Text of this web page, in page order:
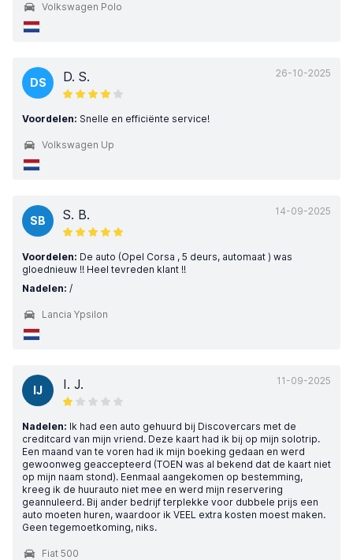
Volkswagen Polo
26-10-2025
DS D. S.
Voordelen: Snelle en efficiënte service!
Volkswagen Up
14-09-2025
SB S. B.
Voordelen: De auto (Opel Corsa , 5 deurs, automaat ) was
gloednieuw !! Heel tevreden klant !!
Nadelen: /
Lancia Ypsilon
11-09-2025
IJ I. J.
Nadelen: Ik had een auto gehuurd bij Discovercars met de
creditcard van mijn vriend. Deze kaart had ik bij op mijn solotrip.
Een maand van te voren had ik mijn boeking gedaan en werd
gewoonweg geaccepteerd (TOEN was al bekend dat de kaart niet
op mijn naam stond). Eenmaal aangekomen op bestemming,
kreeg ik de huurauto niet mee en werd mijn reservering
geannuleerd. Bij ander bedrijf terplekke voor dubbele prijs een
auto moeten huren, waardoor ik VEEL extra kosten moest maken.
Geen tegemoetkoming, niks.
Fiat 500